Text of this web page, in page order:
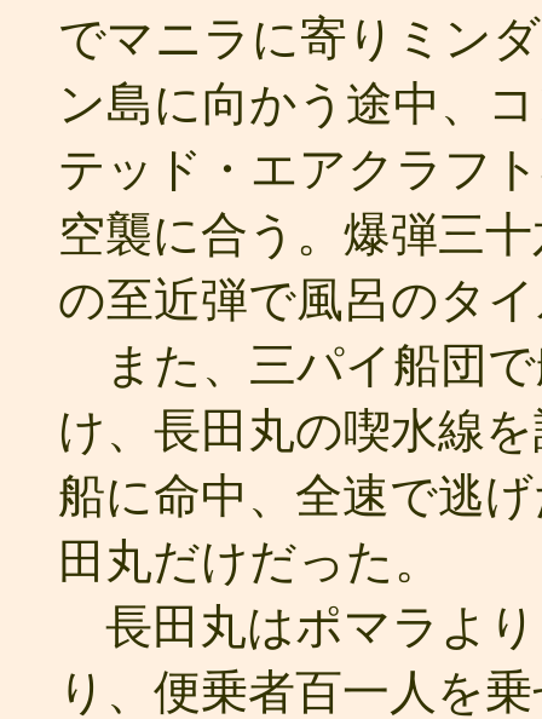
でマニラに寄りミン
ン島に向かう途中、
テッド・エアクラフ
空襲に合う。爆弾三
の至近弾で風呂のタ
また、三パイ船団で
け、長田丸の喫水線
船に命中、全速で逃
田丸だけだった。
長田丸はポマラよ
り、便乗者百一人を